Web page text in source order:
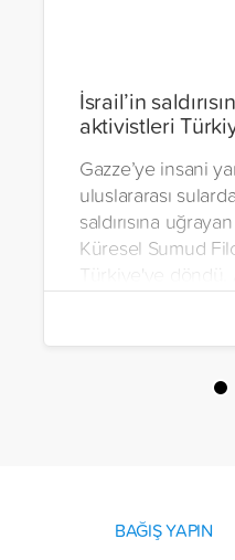
İsrail’in
aktivistleri
Gazze’ye insani
uluslararası
saldırısına
Küresel Sumud
Türkiye'ye döndü.
Havalimanı’nda
BAĞIŞ YAPIN